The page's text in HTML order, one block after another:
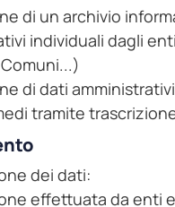
di un archivio
individuali dagli
di dati
tramite
dei dati:
effettuata da enti